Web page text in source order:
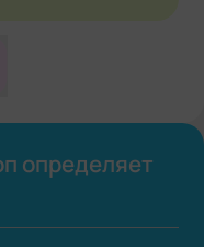
определяет